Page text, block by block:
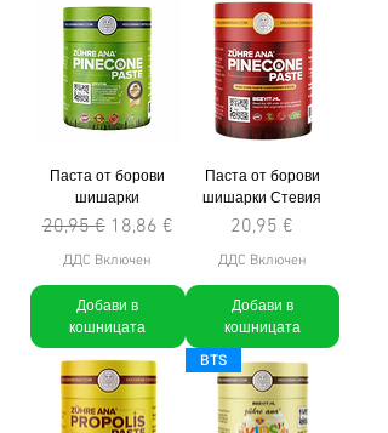
Паста от борови
шишарки
Редовна цена
20,95 € Продажна цена
18,86 €
ДДС Включен
Добави в
кошницата
Паста от борови
шишарки Стевия
Цена
20,95 €
ДДС Включен
Добави в
кошницата
BTS